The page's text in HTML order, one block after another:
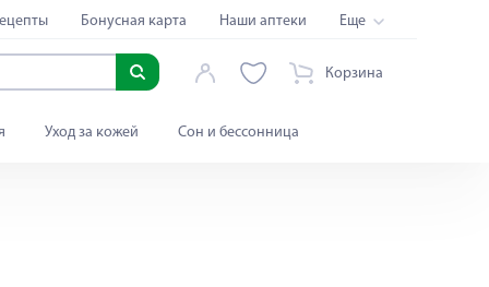
Бонусная карта Наши аптеки Еще
Корзина
Уход за кожей Сон и бессонница